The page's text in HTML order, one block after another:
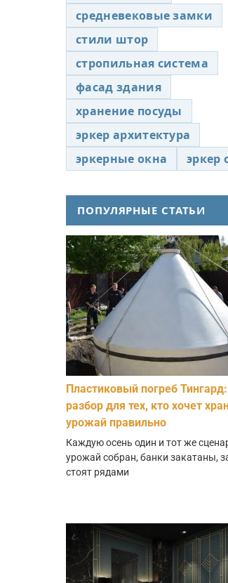
средневековые замки
стили штор
стропильная система
фасад здания
хранение посуды
эркер архитектура
эркерные окна
эркер
ПОПУЛЯРНЫЕ СТАТЬИ
Пластиковый погреб
разбор для тех, кто хочет
урожай правильно
Каждую осень один и тот же
урожай собран, банки закатаны,
стоят рядами